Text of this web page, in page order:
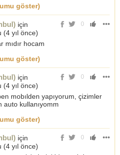
göster)
0
için
(4 yıl önce)
mıdır hocam
göster)
0
için
(4 yıl önce)
mobılden yapıyorum, çizimler
auto kullanıyomm
göster)
0
için
(4 yıl önce)